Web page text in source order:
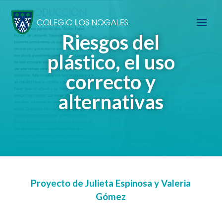
Riesgos del
plástico, el uso
correcto y
alternativas
Proyecto de Julieta Espinosa y Valeria
Gómez